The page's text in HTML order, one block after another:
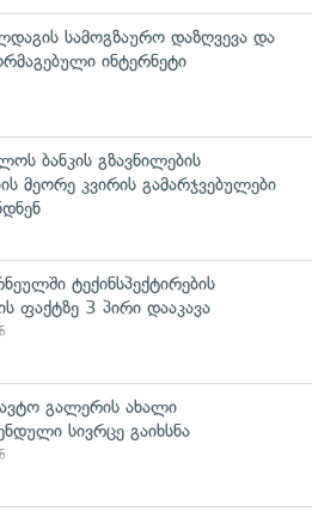
სამოგზაურო დაზღვევა და
ინტერნეტი
ბანკის გზავნილების
მეორე კვირის გამარჯვებულები
ტექინსპექტირების
ფაქტზე 3 პირი დააკავა
ავტო გალერის ახალი
სივრცე გაიხსნა